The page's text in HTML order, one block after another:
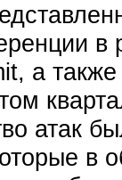
в
а
атак
в